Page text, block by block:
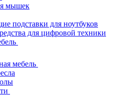
мышек
подставки для ноутбуков
для цифровой техники
мебель